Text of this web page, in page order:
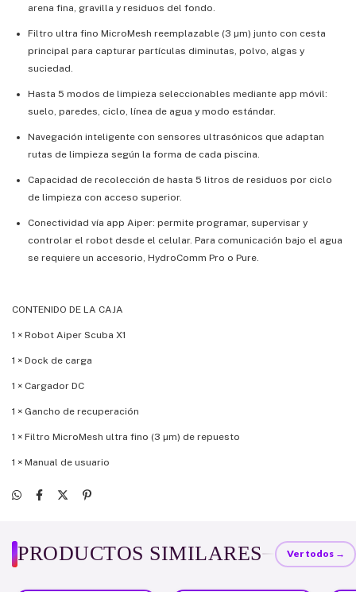
arena fina, gravilla y residuos del fondo.
Filtro ultra fino MicroMesh reemplazable (3 µm) junto con cesta
principal para capturar partículas diminutas, polvo, algas y
suciedad.
Hasta 5 modos de limpieza seleccionables mediante app móvil:
suelo, paredes, ciclo, línea de agua y modo estándar.
Navegación inteligente con sensores ultrasónicos que adaptan
rutas de limpieza según la forma de cada piscina.
Capacidad de recolección de hasta 5 litros de residuos por ciclo
de limpieza con acceso superior.
Conectividad vía app Aiper: permite programar, supervisar y
controlar el robot desde el celular. Para comunicación bajo el agua
se requiere un accesorio, HydroComm Pro o Pure.
CONTENIDO DE LA CAJA
1 × Robot Aiper Scuba X1
1 × Dock de carga
1 × Cargador DC
1 × Gancho de recuperación
1 × Filtro MicroMesh ultra fino (3 µm) de repuesto
1 × Manual de usuario
PRODUCTOS SIMILARES Ver todos →